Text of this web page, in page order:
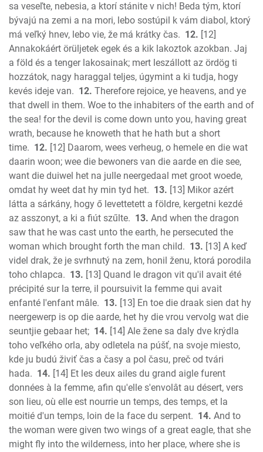
sa veseľte, nebesia, a ktorí stánite v nich! Beda tým, ktorí
bývajú na zemi a na mori, lebo sostúpil k vám diabol, ktorý
má veľký hnev, lebo vie, že má krátky čas. 12. [12]
Annakokáért örüljetek egek és a kik lakoztok azokban. Jaj
a föld és a tenger lakosainak; mert leszállott az ördög ti
hozzátok, nagy haraggal teljes, úgymint a ki tudja, hogy
kevés ideje van. 12. Therefore rejoice, ye heavens, and ye
that dwell in them. Woe to the inhabiters of the earth and of
the sea! for the devil is come down unto you, having great
wrath, because he knoweth that he hath but a short
time. 12. [12] Daarom, wees verheug, o hemele en die wat
daarin woon; wee die bewoners van die aarde en die see,
want die duiwel het na julle neergedaal met groot woede,
omdat hy weet dat hy min tyd het. 13. [13] Mikor azért
látta a sárkány, hogy ő levettetett a földre, kergetni kezdé
az asszonyt, a ki a fiút szűlte. 13. And when the dragon
saw that he was cast unto the earth, he persecuted the
woman which brought forth the man child. 13. [13] A keď
videl drak, že je svrhnutý na zem, honil ženu, ktorá porodila
toho chlapca. 13. [13] Quand le dragon vit qu'il avait été
précipité sur la terre, il poursuivit la femme qui avait
enfanté l'enfant mâle. 13. [13] En toe die draak sien dat hy
neergewerp is op die aarde, het hy die vrou vervolg wat die
seuntjie gebaar het; 14. [14] Ale žene sa daly dve krýdla
toho veľkého orla, aby odletela na púšť, na svoje miesto,
kde ju budú živiť čas a časy a pol času, preč od tvári
hada. 14. [14] Et les deux ailes du grand aigle furent
données à la femme, afin qu'elle s'envolât au désert, vers
son lieu, où elle est nourrie un temps, des temps, et la
moitié d'un temps, loin de la face du serpent. 14. And to
the woman were given two wings of a great eagle, that she
might fly into the wilderness, into her place, where she is